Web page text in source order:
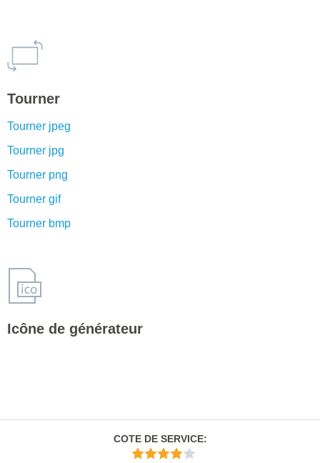
Tourner
Tourner jpeg
Tourner jpg
Tourner png
Tourner gif
Tourner bmp
Icône de générateur
COTE DE SERVICE: